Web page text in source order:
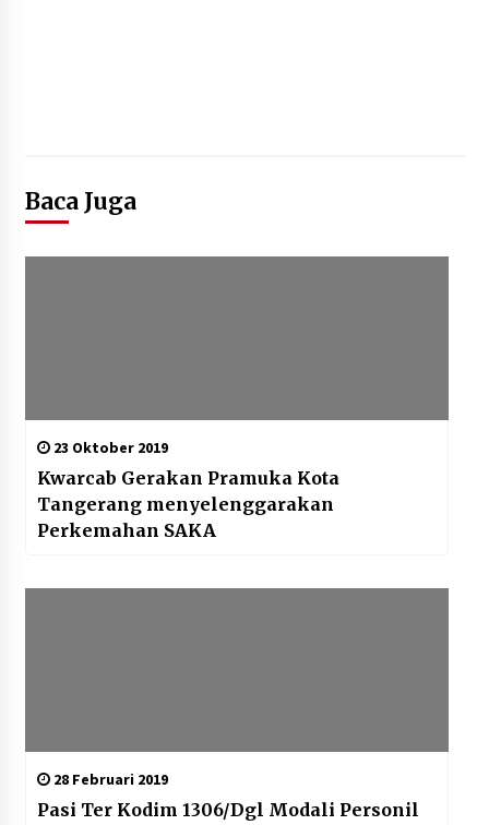
Baca Juga
23 Oktober 2019
Kwarcab Gerakan Pramuka Kota
Tangerang menyelenggarakan
Perkemahan SAKA
28 Februari 2019
Pasi Ter Kodim 1306/Dgl Modali Personil